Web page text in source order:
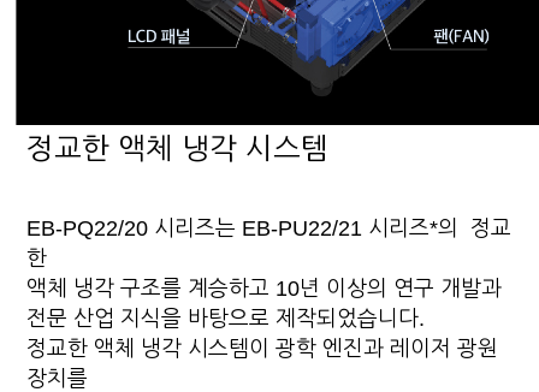
정교한 액체 냉각 시스템
EB-PQ22/20 시리즈는 EB-PU22/21 시리즈*의 정교
한
액체 냉각 구조를 계승하고 10년 이상의 연구 개발과
전문 산업 지식을 바탕으로 제작되었습니다.
정교한 액체 냉각 시스템이 광학 엔진과 레이저 광원
장치를